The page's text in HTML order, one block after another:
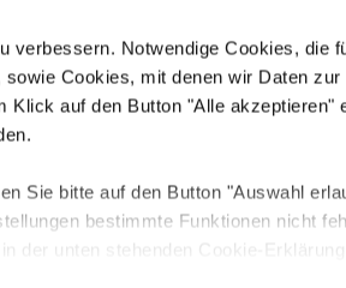
verbessern. Notwendige Cookies, die
Cookies, mit denen wir Daten zur
Klick auf den Button "Alle akzeptieren"
Sie bitte auf den Button "Auswahl
bestimmte Funktionen nicht
der unten stehenden Cookie-